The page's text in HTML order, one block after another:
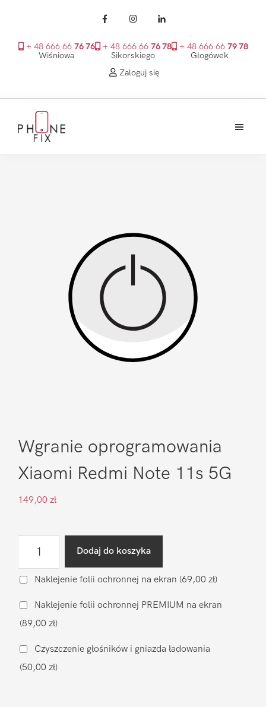
+ 48 666 66 76 76
Wiśniowa
+ 48 666 66 76 78
Sikorskiego
+ 48 666 66 79 78
Głogówek
Zaloguj się
głównego
Wgranie oprogramowania
Xiaomi Redmi Note 11s 5G
149,00 zł
oprogramowania
Redmi
Note
11s
5G
Dodaj do koszyka
Naklejenie folii ochronnej na ekran (69,00 zł)
Naklejenie folii ochronnej PREMIUM na ekran
(89,00 zł)
Czyszczenie głośników i gniazda ładowania
(50,00 zł)